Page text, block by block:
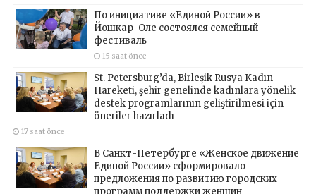
По инициативе «Единой России» в
Йошкар-Оле состоялся семейный
фестиваль
15 saat önce
St. Petersburg’da, Birleşik Rusya Kadın
Hareketi, şehir genelinde kadınlara yönelik
destek programlarının geliştirilmesi için
öneriler hazırladı
17 saat önce
В Санкт-Петербурге «Женское движение
Единой России» сформировало
предложения по развитию городских
программ поддержки женщин